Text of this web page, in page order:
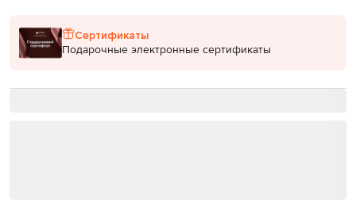
Сертификаты
Подарочные электронные сертификаты